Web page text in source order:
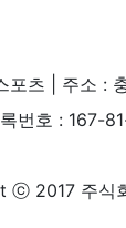
포츠 | 주소 :
록번호 :
ⓒ 2017 주식